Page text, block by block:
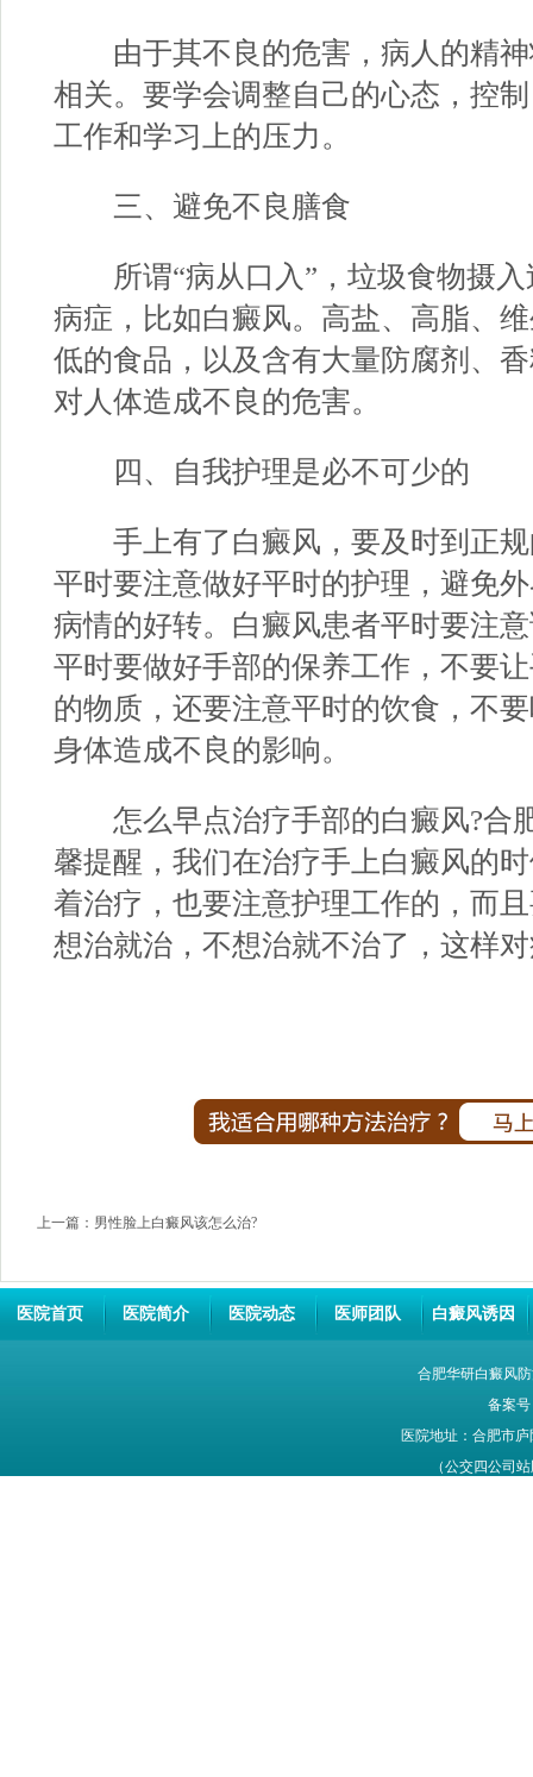
由于其不良的危害，病人的精神
相关。要学会调整自己的心态，控
工作和学习上的压力。
三、避免不良膳食
所谓“病从口入”，垃圾食物摄入
病症，比如白癜风。高盐、高脂、
低的食品，以及含有大量防腐剂、
对人体造成不良的危害。
四、自我护理是必不可少的
手上有了白癜风，要及时到正规
平时要注意做好平时的护理，避免
病情的好转。白癜风患者平时要注
平时要做好手部的保养工作，不要
的物质，还要注意平时的饮食，不
身体造成不良的影响。
怎么早点治疗手部的白癜风?合
馨提醒，我们在治疗手上白癜风的
着治疗，也要注意护理工作的，而
想治就治，不想治就不治了，这样
上一篇： 男性脸上白癜风该怎么治?
医院首页 医院简介 医院动态 医师团队 白癜风诱因
合肥华研白癜风
备案号
医院地址：合肥市
（公交四公司